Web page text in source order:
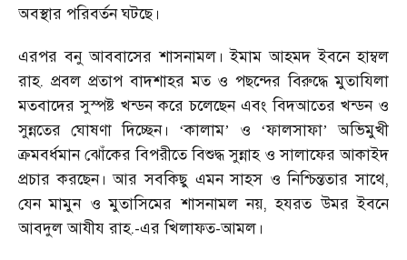
অবস্থার পরিবর্তন ঘটছে।
এরপর বনু আববাসের শাসনামল। ইমাম আহমদ ইবনে হাম্বল
রাহ. প্রবল প্রতাপ বাদশাহর মত ও পছন্দের বিরুদ্ধে মুতাযিলা
মতবাদের সুস্পষ্ট খন্ডন করে চলেছেন এবং বিদআতের খন্ডন ও
সুন্নতের ঘোষণা দিচ্ছেন।
‘কালাম’ ও ‘ফালসাফা’
অভিমুখী
ক্রমবর্ধমান ঝোঁকের বিপরীতে বিশুদ্ধ সুন্নাহ ও সালাফের আকাইদ
প্রচার করছেন। আর সবকিছু এমন সাহস ও নিশ্চিন্ততার সাথে,
যেন মামুন ও মুতাসিমের শাসনামল নয়, হযরত উমর ইবনে
আবদুল আযীয রাহ.-এর খিলাফত-আমল।